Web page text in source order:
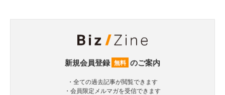
新規会員登録 無料 のご案内
・全ての過去記事が閲覧できます
・会員限定メルマガを受信できます